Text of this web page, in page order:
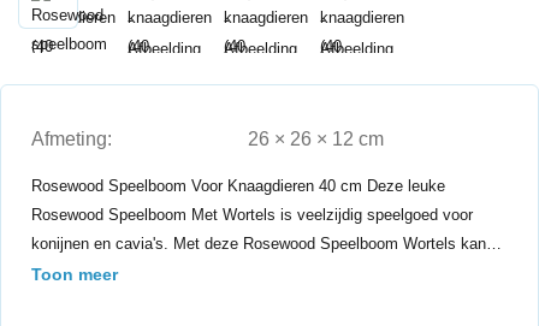
Afmeting: 26 × 26 × 12 cm
Rosewood Speelboom Voor Knaagdieren 40 cm Deze leuke
Rosewood Speelboom Met Wortels is veelzijdig speelgoed voor
konijnen en cavia's. Met deze Rosewood Speelboom Wortels kan…
Toon meer